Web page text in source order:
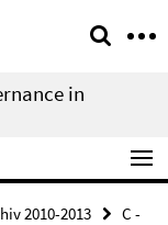
in
2010-2013
C -